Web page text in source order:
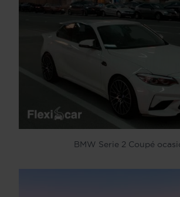
BMW Serie 2 Coupé